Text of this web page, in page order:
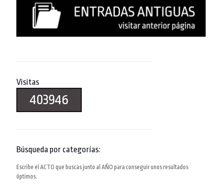
Visitas
403946
Búsqueda por categorías:
Escribe el ACTO que buscas junto al AÑO para conseguir unos resultados
óptimos.